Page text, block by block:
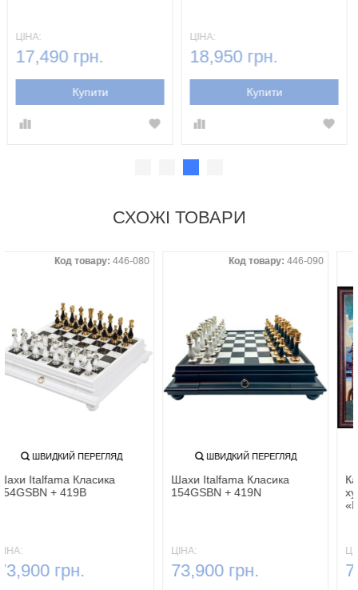
ЦІНА:
17,490 грн.
Купити
ЦІНА:
18,950 грн.
Купити
СХОЖІ ТОВАРИ
Код товару:446-080
ШВИДКИЙ ПЕРЕГЛЯД
Шахи Italfama Класика
154GSBN + 419B
ЦІНА:
73,900 грн.
Код товару:446-090
ШВИДКИЙ ПЕРЕГЛЯД
Шахи Italfama Класика
154GSBN + 419N
ЦІНА:
73,900 грн.